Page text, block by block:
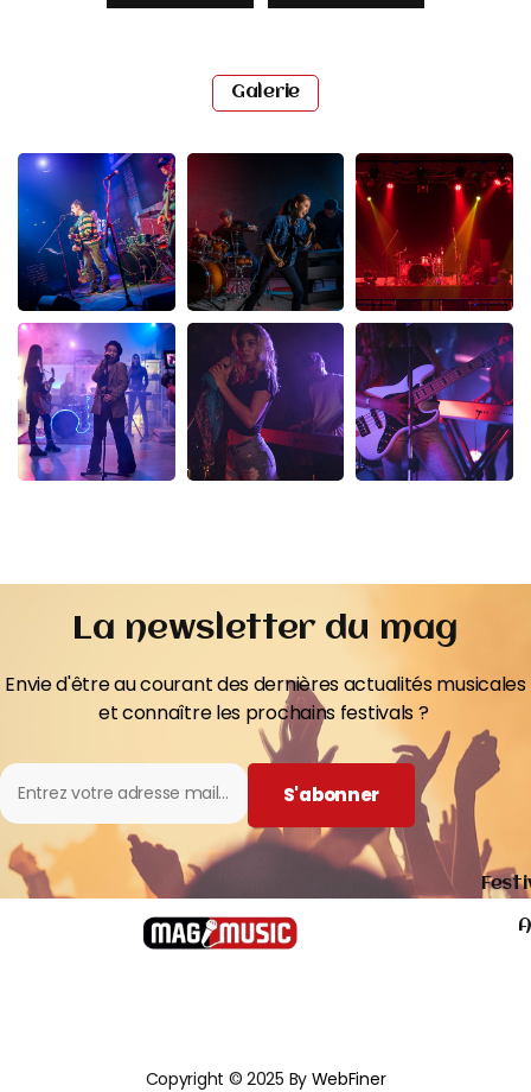
Galerie
La newsletter du mag
Envie d'être au courant des dernières actualités musicales
et connaître les prochains festivals ?
S'abonner
Copyright © 2025 By WebFiner